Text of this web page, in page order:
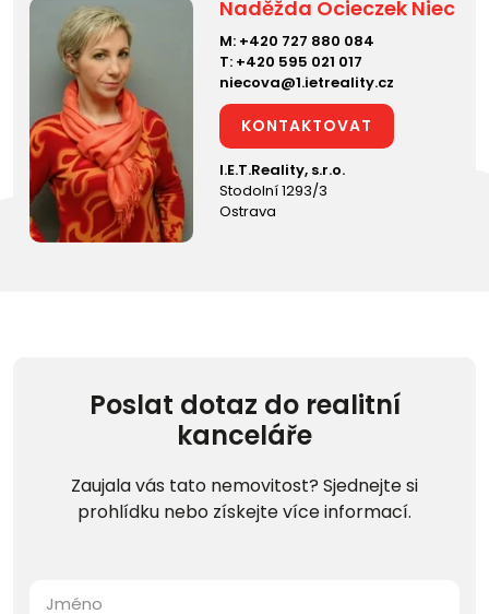
Naděžda Ocieczek Niec
M: +420 727 880 084
T: +420 595 021 017
niecova@1.ietreality.cz
KONTAKTOVAT
I.E.T.Reality, s.r.o.
Stodolní 1293/3
Ostrava
Poslat dotaz do realitní
kanceláře
Zaujala vás tato nemovitost? Sjednejte si
prohlídku nebo získejte více informací.
Jméno